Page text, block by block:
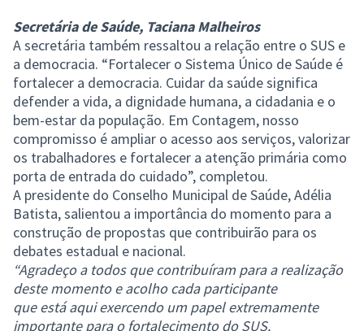
Secretária de Saúde, Taciana Malheiros
A secretária também ressaltou a relação entre o SUS e
a democracia. “Fortalecer o Sistema Único de Saúde é
fortalecer a democracia. Cuidar da saúde significa
defender a vida, a dignidade humana, a cidadania e o
bem-estar da população. Em Contagem, nosso
compromisso é ampliar o acesso aos serviços, valorizar
os trabalhadores e fortalecer a atenção primária como
porta de entrada do cuidado”, completou.
A presidente do Conselho Municipal de Saúde, Adélia
Batista, salientou a importância do momento para a
construção de propostas que contribuirão para os
debates estadual e nacional.
“Agradeço a todos que contribuíram para a realização
deste momento e acolho cada participante
que está aqui exercendo um papel extremamente
importante para o fortalecimento do SUS.